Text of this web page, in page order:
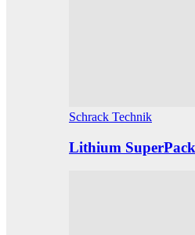
Schrack Technik
Lithium